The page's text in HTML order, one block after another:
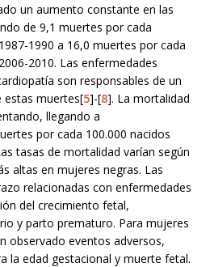
un aumento constante en las
de 9,1 muertes por cada
1990 a 16,0 muertes por cada
2010. Las enfermedades
son responsables de un
estas muertes[5]-[8]. La mortalidad
llegando a
por cada 100.000 nacidos
tasas de mortalidad varían según
altas en mujeres negras. Las
relacionadas con enfermedades
del crecimiento fetal,
y parto prematuro. Para mujeres
observado eventos adversos,
la edad gestacional y muerte fetal.